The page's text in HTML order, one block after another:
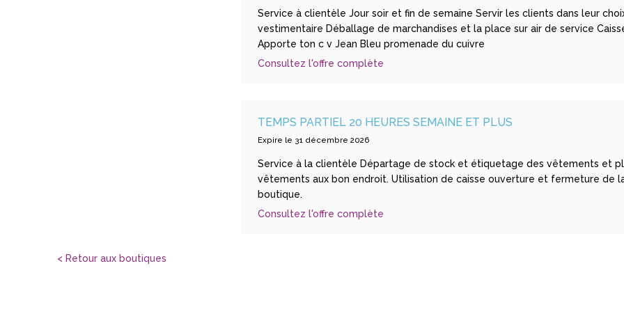
Service à clientèle Jour soir et fin de semaine Servir les clients dans leur
vestimentaire Déballage de marchandises et la place sur air de service
Apporte ton c v Jean Bleu promenade du cuivre
Consultez l'offre complète
TEMPS PARTIEL 20 HEURES SEMAINE ET PLUS
Expire le 31 décembre 2026
Service à la clientèle Départage de stock et étiquetage des vêtements et
vêtements aux bon endroit. Utilisation de caisse ouverture et fermeture de
boutique.
Consultez l'offre complète
< Retour aux boutiques